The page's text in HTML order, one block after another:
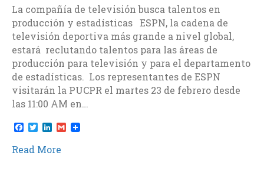
La compañía de televisión busca talentos en
producción y estadísticas ESPN, la cadena de
televisión deportiva más grande a nivel global,
estará reclutando talentos para las áreas de
producción para televisión y para el departamento
de estadísticas. Los representantes de ESPN
visitarán la PUCPR el martes 23 de febrero desde
las 11:00 AM en…
F
a
c
e
T
w
i
t
L
n
k
G
m
Read More